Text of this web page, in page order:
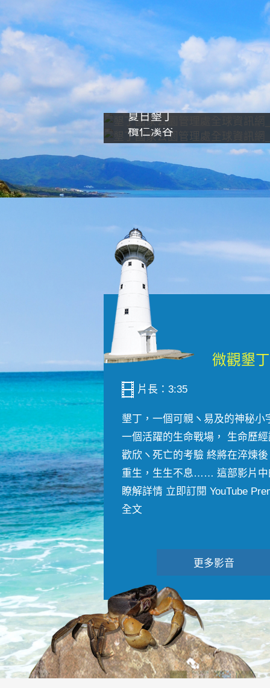
夏日墾丁
欖仁溪谷
片長：3:35
墾丁，一個可親ヽ易及的神秘小
一個活躍的生命戰場， 生命歷
歡欣ヽ死亡的考驗 終將在淬煉
重生，生生不息…… 這部影片中
瞭解詳情 立即訂閱 YouTube
全文
更多影音